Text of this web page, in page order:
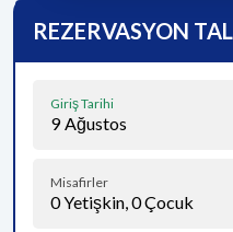
REZERVASYON
Giriş Tarihi
9 Ağustos
Misafirler
0Yetişkin,0Çocuk